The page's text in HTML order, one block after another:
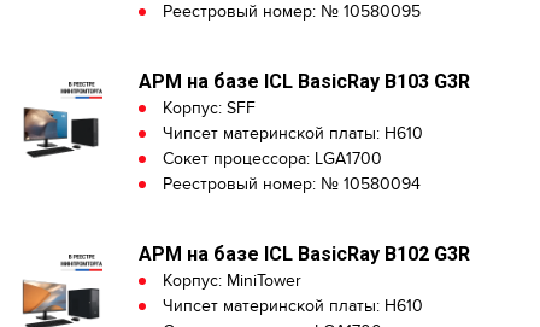
Реестровый номер: № 10580095
АРМ на базе ICL BasicRay B103 G3R
Корпус: SFF
Чипсет материнской платы: H610
Сокет процессора: LGA1700
Реестровый номер: № 10580094
АРМ на базе ICL BasicRay B102 G3R
Корпус: MiniTower
Чипсет материнской платы: H610